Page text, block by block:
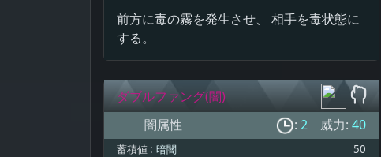
前方に毒の霧を発生させ、 相手を毒状態に
する。
ダブルファング(闇)
闇属性
: 2 威力: 40
蓄積値 : 暗闇 50